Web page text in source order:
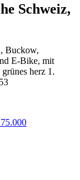
Schweiz,
Buckow,
E-Bike, mit
herz 1.